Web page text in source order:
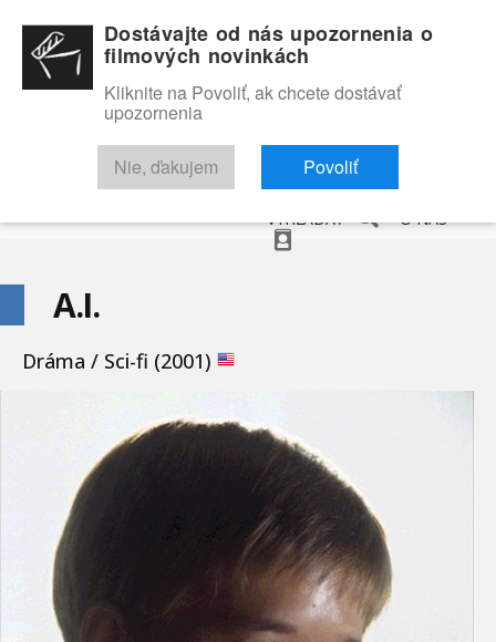
RECENZIE TRAILERY FILMOVÁ DATABÁZA
VYHĽADAŤ O NÁS
A.I.
Dráma / Sci-fi (2001)
Dostávajte od nás upozornenia o
filmových novinkách
Kliknite na Povoliť, ak chcete dostávať
upozornenia
Nie, ďakujem Povoliť